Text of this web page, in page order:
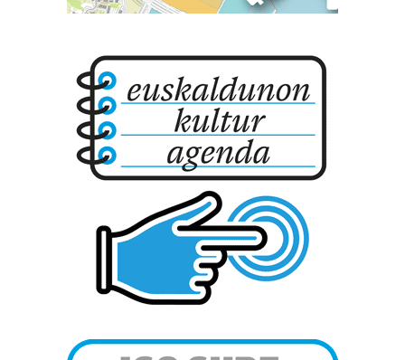
bazkideen zerrenda, beren ustez zein helburutarako
duten interes legitimoa eta horren aurka nola egin
dezakezun ikusteko.
Lortu zure datu pertsonalak prozesatzeko moduari
buruzko informazio gehiago eta ezarri zure lehentasunak
datuen atalean. Edozein unetan alda edo ken dezakezu
zure baimena Cookieen adierazpenean.
Webgune honek cookie propioak eta hirugarrenen cookie-
fitxategiak erabiltzen ditu. Zure esperientzia eta
zerbitzuak hobetzeko asmoz, cookie teknologiaz
erabiltzeko baimen esplizitua ematen diguzu.Gehiago